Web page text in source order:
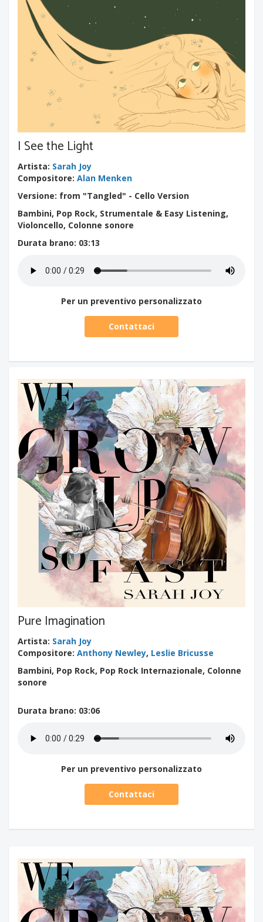
I See the Light
Artista: Sarah Joy
Compositore: Alan Menken
Versione: from "Tangled" - Cello Version
Bambini, Pop Rock, Strumentale & Easy Listening,
Violoncello, Colonne sonore
Durata brano: 03:13
Per un preventivo personalizzato
Contattaci
Pure Imagination
Artista: Sarah Joy
Compositore: Anthony Newley, Leslie Bricusse
Bambini, Pop Rock, Pop Rock Internazionale, Colonne
sonore
Durata brano: 03:06
Per un preventivo personalizzato
Contattaci